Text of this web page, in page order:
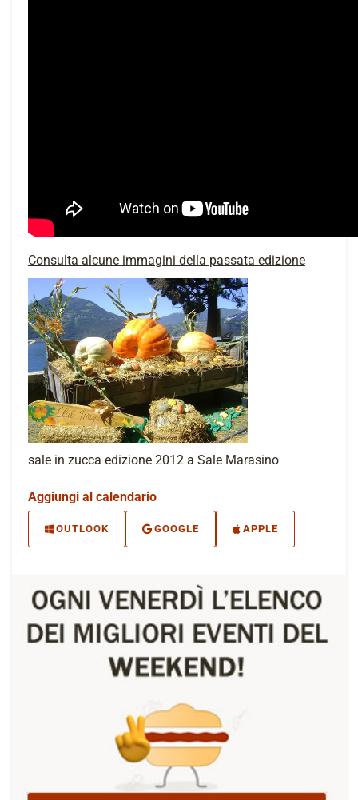
Consulta alcune immagini della passata edizione
sale in zucca edizione 2012 a Sale Marasino
Aggiungi al calendario
OUTLOOK GOOGLE APPLE